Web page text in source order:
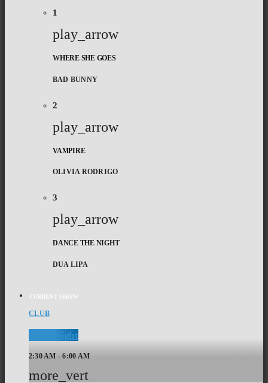
1
play_arrow
WHERE SHE GOES
BAD BUNNY
2
play_arrow
VAMPIRE
OLIVIA RODRIGO
3
play_arrow
DANCE THE NIGHT
DUA LIPA
CURRENT SHOW
CLUB
Club Night
2:30 AM - 6:00 AM
more_vert